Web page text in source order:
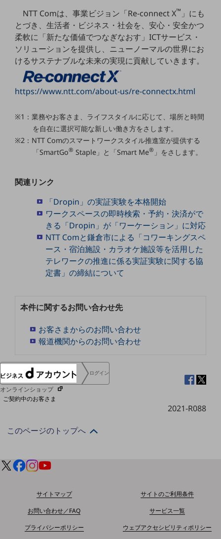
社外からの評価実績
サステナビリティ
サステナビリティTOP
NTTドコモビジネスグループのサステナビリティ
サステナビリティ基本方針
サステナビリティレポート
経営情報
経営情報TOP
電子公告
採用情報TOP
NTTドコモグループ
ログイン
オンラインショップ
ご契約中のお客さま
サービス別サポート情報
ご契約中サービスの一元管理
NTT Comは、事業ビジョン「Re-connect X™ 」にも
とづき、生活者・ビジネス・社会を、安心・安全かつ
柔軟に「新たな価値でつなぎなおす」ICTサービス・
ソリューションを提供し、ニューノーマルの世界にお
けるサステナブルな未来の実現に貢献していきます。
https://www.ntt.com/about-us/re-connectx.html
※1：業務やお客さま、ライフスタイルに応じて、場所と時間
を自在に選択可能な新しい働き方をさします。
※2：NTT Comのスマートワークスタイル推進室が提供する
「SmartGo® Staple」と「Smart Me® 」をさします。
関連リンク
「Dropin」の実証実験を本格開始
ワークスペースの即時検索・予約・決済がで
きる「Dropin」が「ワーケーション」に対応
NTT Comと鎌倉市による「コワーキングスペ
ース・宿泊施設・カラオケ施設等を活用した
テレワークの推進に係る実証実験に関する協
定書」の締結について
本件に関するお問い合わせ先
お客さまからのお問い合わせ
報道機関からのお問い合わせ
2021-R088
このページのトップへ
サイトマップ
サイトのご利用条件
お問い合わせ／FAQ
サービス一覧
プライバシーポリシー
ウェブアクセシビリティポリシー